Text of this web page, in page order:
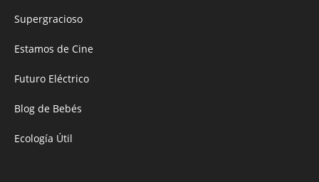
Supergracioso
Estamos de Cine
Futuro Eléctrico
Blog de Bebés
Ecología Útil